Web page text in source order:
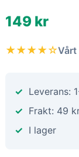
149 kr
★★★★☆
Leverans:
Frakt: 49
I lager